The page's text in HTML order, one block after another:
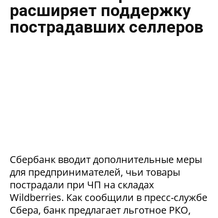
расширяет поддержку
пострадавших селлеров
Сбербанк вводит дополнительные меры
для предпринимателей, чьи товары
пострадали при ЧП на складах
Wildberries. Как сообщили в пресс-службе
Сбера, банк предлагает льготное РКО,